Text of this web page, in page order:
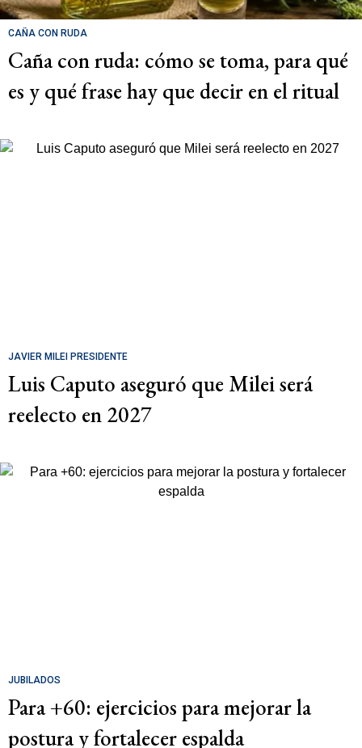
CAÑA CON RUDA
Caña con ruda: cómo se toma, para qué
es y qué frase hay que decir en el ritual
JAVIER MILEI PRESIDENTE
Luis Caputo aseguró que Milei será
reelecto en 2027
JUBILADOS
Para +60: ejercicios para mejorar la
postura y fortalecer espalda